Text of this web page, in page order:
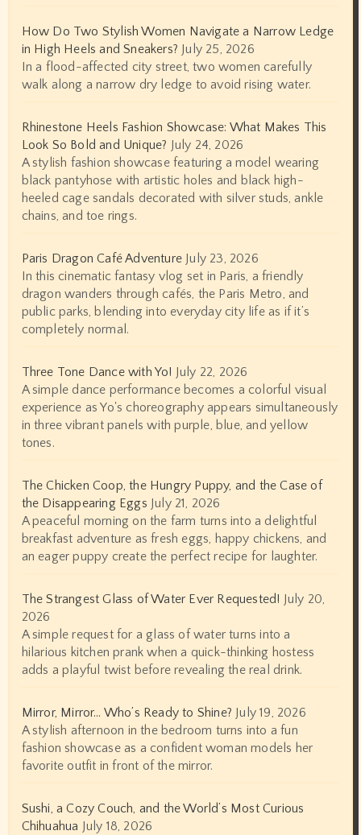
How Do Two Stylish Women Navigate a Narrow Ledge
in High Heels and Sneakers? July 25, 2026
In a flood-affected city street, two women carefully
walk along a narrow dry ledge to avoid rising water.
Rhinestone Heels Fashion Showcase: What Makes This
Look So Bold and Unique? July 24, 2026
A stylish fashion showcase featuring a model wearing
black pantyhose with artistic holes and black high-
heeled cage sandals decorated with silver studs, ankle
chains, and toe rings.
Paris Dragon Café Adventure July 23, 2026
In this cinematic fantasy vlog set in Paris, a friendly
dragon wanders through cafés, the Paris Metro, and
public parks, blending into everyday city life as if it’s
completely normal.
Three Tone Dance with Yo! July 22, 2026
A simple dance performance becomes a colorful visual
experience as Yo's choreography appears simultaneously
in three vibrant panels with purple, blue, and yellow
tones.
The Chicken Coop, the Hungry Puppy, and the Case of
the Disappearing Eggs July 21, 2026
A peaceful morning on the farm turns into a delightful
breakfast adventure as fresh eggs, happy chickens, and
an eager puppy create the perfect recipe for laughter.
The Strangest Glass of Water Ever Requested! July 20,
2026
A simple request for a glass of water turns into a
hilarious kitchen prank when a quick-thinking hostess
adds a playful twist before revealing the real drink.
Mirror, Mirror… Who’s Ready to Shine? July 19, 2026
A stylish afternoon in the bedroom turns into a fun
fashion showcase as a confident woman models her
favorite outfit in front of the mirror.
Sushi, a Cozy Couch, and the World’s Most Curious
Chihuahua July 18, 2026